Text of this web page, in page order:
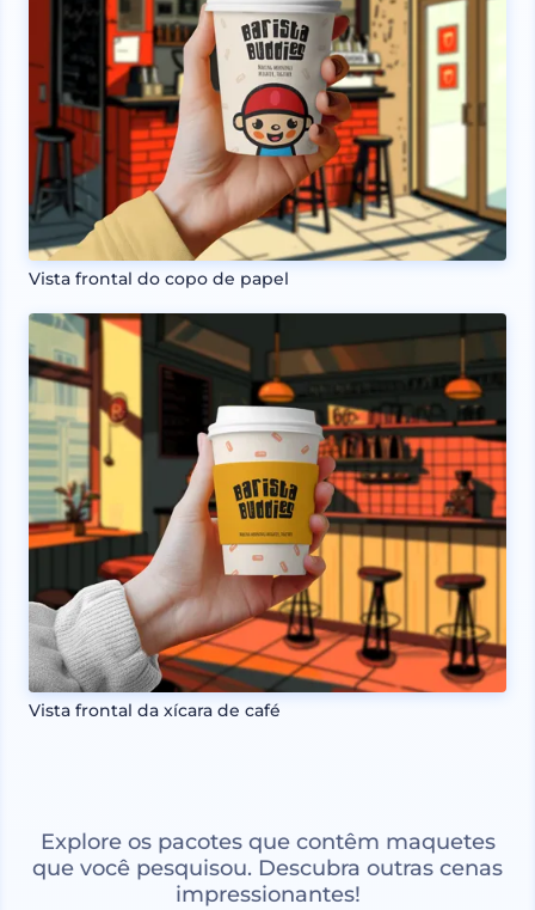
Vista frontal do copo de papel
Vista frontal da xícara de café
Explore os pacotes que contêm maquetes
que você pesquisou. Descubra outras cenas
impressionantes!